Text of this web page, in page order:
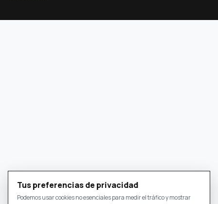
Tus preferencias de privacidad
Podemos usar cookies no esenciales para medir el tráfico y mostrar